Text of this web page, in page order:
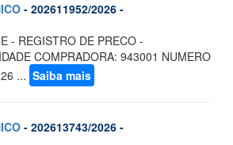
- 202611952/2026 -
- REGISTRO DE PRECO -
COMPRADORA: 943001 NUMERO
... Saiba mais
- 202613743/2026 -